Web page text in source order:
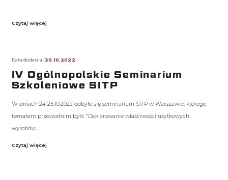
Czytaj więcej
Data dodania: 30.10.2022
IV Ogólnopolskie Seminarium
Szkoleniowe SITP
W dniach 24-25.10.2022 odbyło się seminarium SITP w Warszawie, którego
tematem przewodnim było "Deklarowanie właściwości użytkowych
wyrobów...
Czytaj więcej